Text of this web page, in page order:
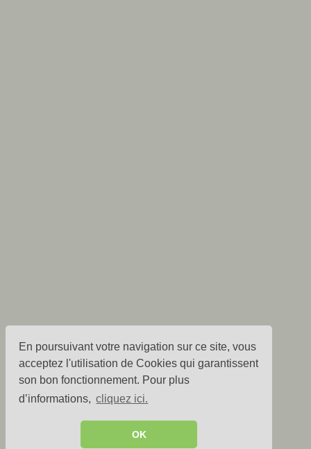
En poursuivant votre navigation sur ce site, vous
acceptez l'utilisation de Cookies qui garantissent
son bon fonctionnement. Pour plus
d’informations, cliquez ici.
OK